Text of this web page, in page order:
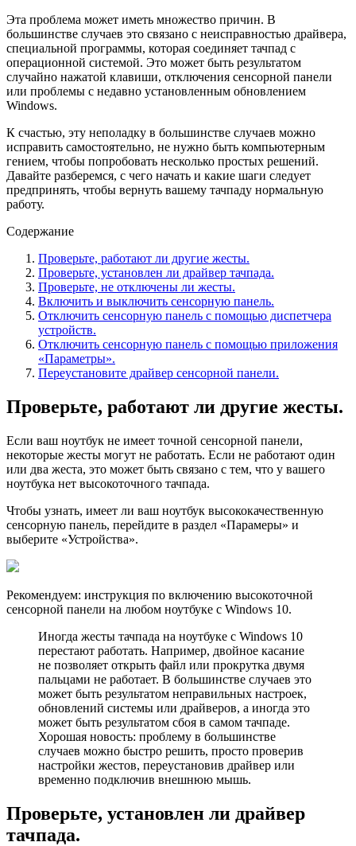
Эта проблема может иметь множество причин. В
большинстве случаев это связано с неисправностью драйвера,
специальной программы, которая соединяет тачпад с
операционной системой. Это может быть результатом
случайно нажатой клавиши, отключения сенсорной панели
или проблемы с недавно установленным обновлением
Windows.
К счастью, эту неполадку в большинстве случаев можно
исправить самостоятельно, не нужно быть компьютерным
гением, чтобы попробовать несколько простых решений.
Давайте разберемся, с чего начать и какие шаги следует
предпринять, чтобы вернуть вашему тачпаду нормальную
работу.
Содержание
Проверьте, работают ли другие жесты.
Проверьте, установлен ли драйвер тачпада.
Проверьте, не отключены ли жесты.
Включить и выключить сенсорную панель.
Отключить сенсорную панель с помощью диспетчера
устройств.
Отключить сенсорную панель с помощью приложения
«Параметры».
Переустановите драйвер сенсорной панели.
Проверьте, работают ли другие жесты.
Если ваш ноутбук не имеет точной сенсорной панели,
некоторые жесты могут не работать. Если не работают один
или два жеста, это может быть связано с тем, что у вашего
ноутбука нет высокоточного тачпада.
Чтобы узнать, имеет ли ваш ноутбук высококачественную
сенсорную панель, перейдите в раздел «Парамеры» и
выберите «Устройства».
Рекомендуем: инструкция по включению выcокоточной
сенсорной панели на любом ноутбуке с Windows 10.
Иногда жесты тачпада на ноутбуке с Windows 10
перестают работать. Например, двойное касание
не позволяет открыть файл или прокрутка двумя
пальцами не работает. В большинстве случаев это
может быть результатом неправильных настроек,
обновлений системы или драйверов, а иногда это
может быть результатом сбоя в самом тачпаде.
Хорошая новость: проблему в большинстве
случаев можно быстро решить, просто проверив
настройки жестов, переустановив драйвер или
временно подключив внешнюю мышь.
Проверьте, установлен ли драйвер
тачпада.